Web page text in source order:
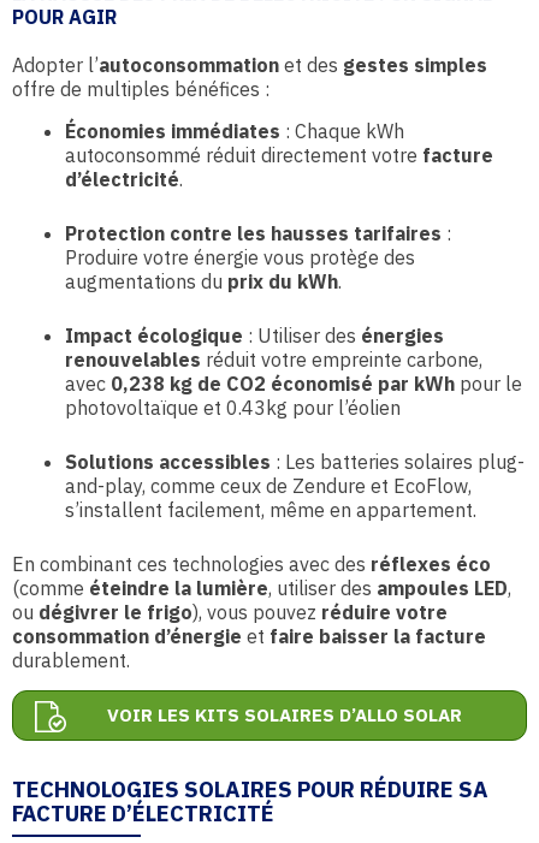
POUR AGIR
Adopter l’autoconsommation et des gestes simples
offre de multiples bénéfices :
Économies immédiates : Chaque kWh
autoconsommé réduit directement votre facture
d’électricité.
Protection contre les hausses tarifaires :
Produire votre énergie vous protège des
augmentations du prix du kWh.
Impact écologique : Utiliser des énergies
renouvelables réduit votre empreinte carbone,
avec 0,238 kg de CO2 économisé par kWh pour le
photovoltaïque et 0.43kg pour l’éolien
Solutions accessibles : Les batteries solaires plug-
and-play, comme ceux de Zendure et EcoFlow,
s’installent facilement, même en appartement.
En combinant ces technologies avec des réflexes éco
(comme éteindre la lumière, utiliser des ampoules LED,
ou dégivrer le frigo), vous pouvez réduire votre
consommation d’énergie et faire baisser la facture
durablement.
VOIR LES KITS SOLAIRES D’ALLO SOLAR
TECHNOLOGIES SOLAIRES POUR RÉDUIRE SA
FACTURE D’ÉLECTRICITÉ